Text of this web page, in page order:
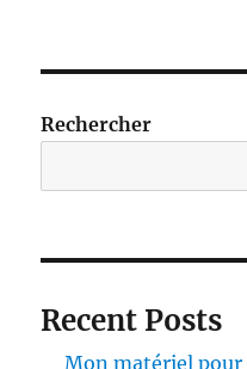
Rechercher
Recent Posts
Mon matériel pour